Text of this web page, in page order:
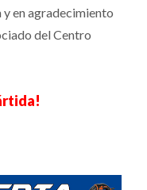
en agradecimiento
del Centro